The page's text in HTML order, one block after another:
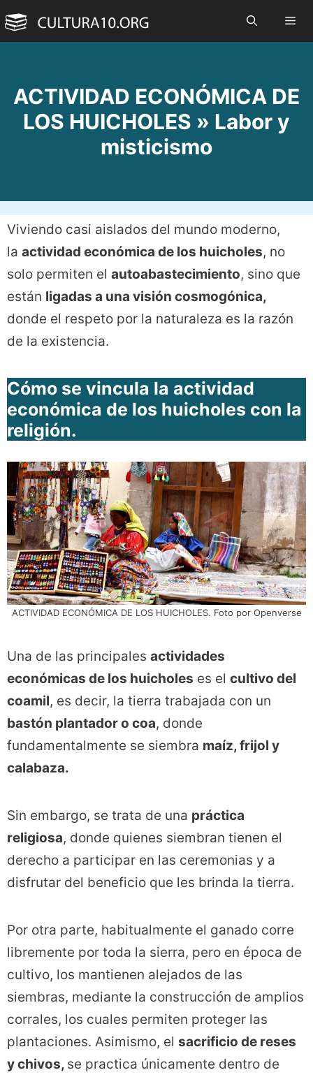
Saltar
al
ACTIVIDAD ECONÓMICA DE
LOS HUICHOLES » Labor y
misticismo
Viviendo casi aislados del mundo moderno,
la actividad económica de los huicholes, no
solo permiten el autoabastecimiento, sino que
están ligadas a una visión cosmogónica,
donde el respeto por la naturaleza es la razón
de la existencia.
Cómo se vincula la actividad
económica de los huicholes con la
religión.
ACTIVIDAD ECONÓMICA DE LOS HUICHOLES. Foto por Openverse
Una de las principales actividades
económicas de los huicholes es el cultivo del
coamil, es decir, la tierra trabajada con un
bastón plantador o coa, donde
fundamentalmente se siembra maíz, frijol y
calabaza.
Sin embargo, se trata de una práctica
religiosa, donde quienes siembran tienen el
derecho a participar en las ceremonias y a
disfrutar del beneficio que les brinda la tierra.
Por otra parte, habitualmente el ganado corre
libremente por toda la sierra, pero en época de
cultivo, los mantienen alejados de las
siembras, mediante la construcción de amplios
corrales, los cuales permiten proteger las
plantaciones. Asimismo, el sacrificio de reses
y chivos, se practica únicamente dentro de